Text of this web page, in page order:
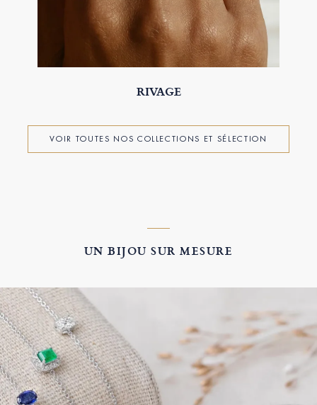
RIVAGE
VOIR TOUTES NOS COLLECTIONS ET SÉLECTION
UN BIJOU SUR MESURE